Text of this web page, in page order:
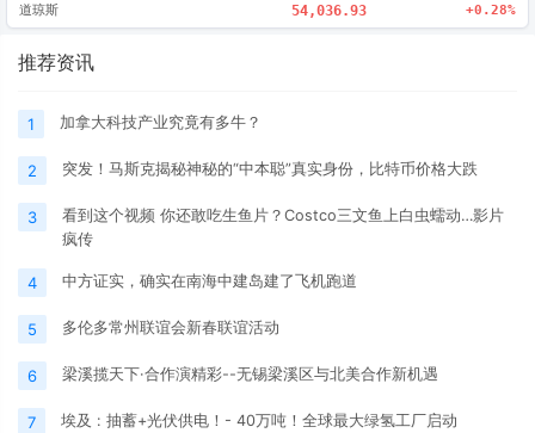
道琼斯 54,036.93 +0.28%
推荐资讯
1 加拿大科技产业究竟有多牛？
2 突发！马斯克揭秘神秘的“中本聪”真实身份，比特币价格大跌
3
看到这个视频 你还敢吃生鱼片？Costco三文鱼上白虫蠕动…影片
疯传
4 中方证实，确实在南海中建岛建了飞机跑道
5 多伦多常州联谊会新春联谊活动
6 梁溪揽天下·合作演精彩--无锡梁溪区与北美合作新机遇
7 埃及 : 抽蓄+光伏供电！- 40万吨！全球最大绿氢工厂启动